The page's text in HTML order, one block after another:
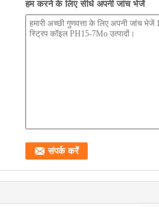
हम करने के लिए सीधे अपनी जांच भेजें